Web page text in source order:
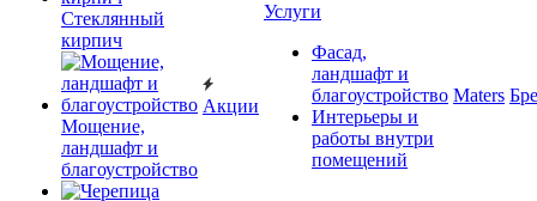
Cтеклянный
кирпич
Мощение,
ландшафт и
благоустройство
Акции
Услуги
Фасад,
ландшафт и
благоустройство
Интерьеры и
работы внутри
помещений
Maters